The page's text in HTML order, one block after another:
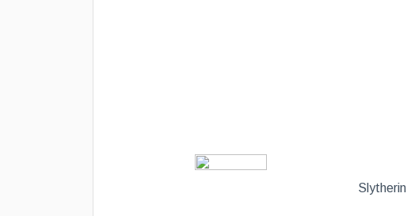
Slytherin